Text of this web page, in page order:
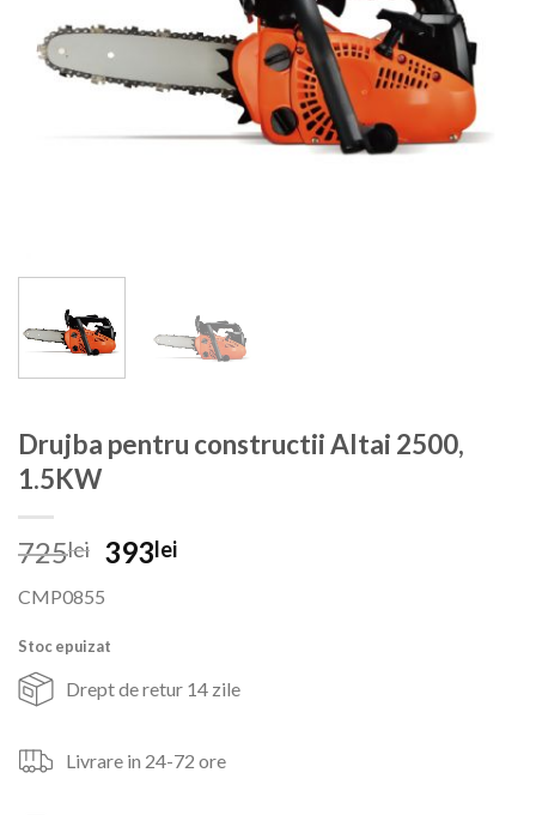
Drujba pentru constructii Altai 2500,
1.5KW
725lei Prețul
a
fost:
393leiPrețul
CMP0855
Stoc epuizat
Drept de retur 14 zile
Livrare in 24-72 ore